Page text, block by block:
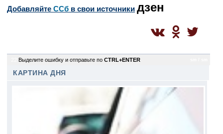
Добавляйте CСб в свои источники дзен
Выделите ошибку и отправьте по CTRL+ENTER
КАРТИНА ДНЯ